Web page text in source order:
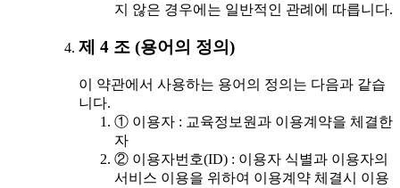
지 않은 경우에는 일반적인 관례에 따릅니다.
제 4 조 (용어의 정의)
이 약관에서 사용하는 용어의 정의는 다음과 같습
니다.
① 이용자 : 교육정보원과 이용계약을 체결한
자
② 이용자번호(ID) : 이용자 식별과 이용자의
서비스 이용을 위하여 이용계약 체결시 이용